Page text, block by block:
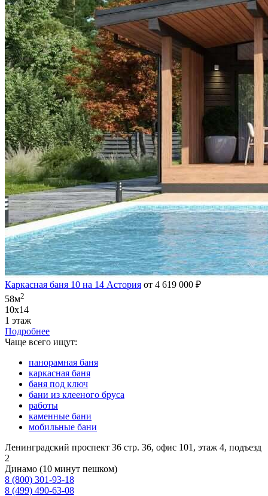
Каркасная баня 10 на 14 Астория от 4 619 000 ₽
58м2
10х14
1 этаж
Подробнее
Чаще всего ищут:
панорамная баня
каркасная баня
баня под ключ
бани из клееного бруса
работы
каменные бани
мобильные бани
Ленинградский проспект 36 стр. 36, офис 101, этаж 4, подъезд
2
Динамо (10 минут пешком)
8 (800) 301-93-18
8 (499) 490-63-08